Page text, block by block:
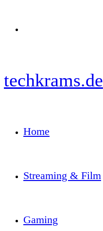
techkrams.de
Home
Streaming & Film
Gaming